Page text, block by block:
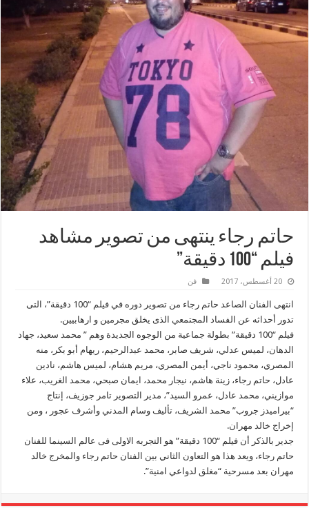
حاتم رجاء ينتهى من تصوير مشاهد
فيلم “100 دقيقة”
20 أغسطس، 2017 فن
انتهى الفنان الصاعد حاتم رجاء من تصوير دوره في فيلم “100 دقيقة”، التى
تدور أحداثه عن الفساد المجتمعي الذى يخلق مجرمين و ارهابيين.
فيلم “100 دقيقة” بطولة جماعية من الوجوه الجديدة وهم ” محمد سعيد، جهاد
الدهان، لميس عدلي، شريف صابر، محمد عبدالرحيم، ريهام أبو بكر، منه
المصري، محمود ناجي، أيمن المصري، مريم هشام، لميس هاشم، نادين
عادل، حاتم رجاء، زينة هاشم، نيجار محمد، ايمان صبحي، محمد الغريب، علاء
موازيني، محمد عادل، عمرو السيد”، مدير التصوير تامر جوزيف، إنتاج
“بيراميدز جروب” محمد الشريف، تأليف وسام المدني وأشرف عجور ، ومن
إخراج خالد مهران.
جدير بالذكر أن فيلم “100 دقيقة” هو التجربه الاولى فى عالم السينما للفنان
حاتم رجاء، ويعد هذا هو التعاون الثاني بين الفنان حاتم رجاء والمخرج خالد
مهران بعد مسرحية “مغلق لدواعي امنية”.